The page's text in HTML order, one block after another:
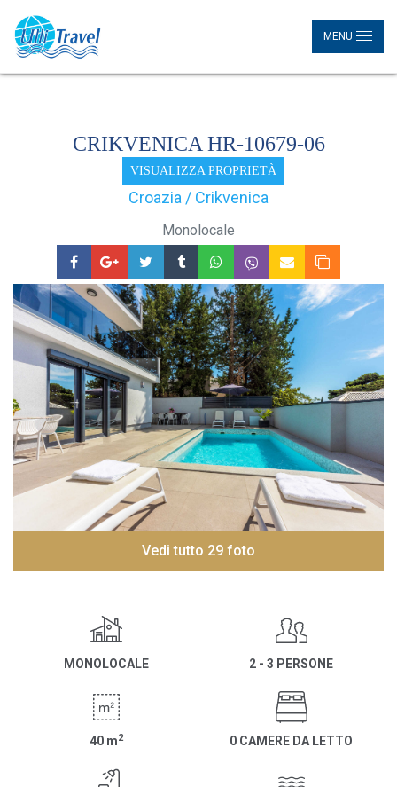
MENU
CRIKVENICA HR-10679-06
VISUALIZZA PROPRIETÀ
Croazia / Crikvenica
Monolocale
Vedi tutto 29 foto
MONOLOCALE 2 - 3 PERSONE
40 m2 0 CAMERE DA LETTO